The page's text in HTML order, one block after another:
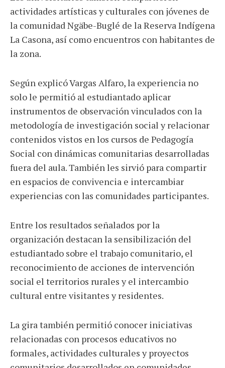
actividades artísticas y culturales con jóvenes de
la comunidad Ngäbe-Buglé de la Reserva Indígena
La Casona, así como encuentros con habitantes de
la zona.
Según explicó Vargas Alfaro, la experiencia no
solo le permitió al estudiantado aplicar
instrumentos de observación vinculados con la
metodología de investigación social y relacionar
contenidos vistos en los cursos de Pedagogía
Social con dinámicas comunitarias desarrolladas
fuera del aula. También les sirvió para compartir
en espacios de convivencia e intercambiar
experiencias con las comunidades participantes.
Entre los resultados señalados por la
organización destacan la sensibilización del
estudiantado sobre el trabajo comunitario, el
reconocimiento de acciones de intervención
social el territorios rurales y el intercambio
cultural entre visitantes y residentes.
La gira también permitió conocer iniciativas
relacionadas con procesos educativos no
formales, actividades culturales y proyectos